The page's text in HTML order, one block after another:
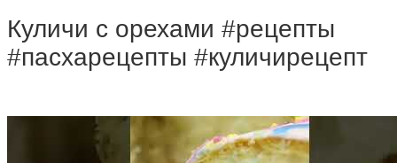
Куличи с орехами #рецепты
#пасхарецепты #куличирецепт